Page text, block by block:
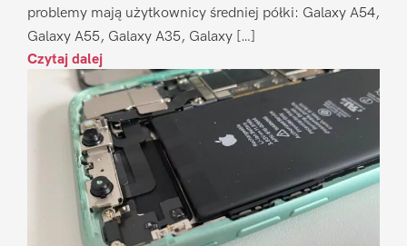
problemy mają użytkownicy średniej półki: Galaxy A54,
Galaxy A55, Galaxy A35, Galaxy […]
Czytaj dalej